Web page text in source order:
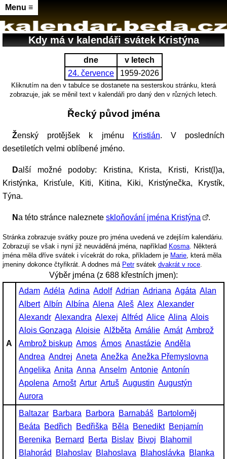
Menu ≡
Kdy má v kalendáři svátek Kristýna
dne
v letech
24. července
1959-2026
Kliknutím na den v tabulce se dostanete na sesterskou stránku, která
zobrazuje, jak se měnil text v kalendáři pro daný den v různých letech.
Řecký původ jména
Ženský protějšek k jménu Kristián. V posledních
desetiletích velmi oblíbené jméno.
Další možné podoby: Kristina, Krista, Kristi, Krist(l)a,
Kristýnka, Krisťule, Kiti, Kitina, Kiki, Kristýnečka, Krystík,
Týna.
Na této stránce nalezneteskloňování jména Kristýna .
Stránka zobrazuje svátky pouze pro jména uvedená ve zdejším kalendáriu.
Zobrazují se však i nyní již neuváděná jména, například Kosma . Některá
jména měla dříve svátek i vícekrát do roka, příkladem je Marie , která měla
jmeniny dokonce čtyřikrát. A dodnes má Petrsvátek dvakrát v roce
Výběr jména (z 688 křestních jmen):
A
Adam Adéla Adina Adolf Adrian Adriana Agáta Alan
Albert Albín Albína Alena Aleš Alex Alexander
Alexandr Alexandra Alexej Alfréd Alice Alina Alois
Alois Gonzaga Aloisie Alžběta Amálie Amát Ambrož
Ambrož biskup Amos Ámos Anastázie Anděla
Andrea Andrej Aneta Anežka Anežka Přemyslovna
Angelika Anita Anna Anselm Antonie Antonín
Apolena Arnošt Artur Artuš Augustin Augustýn
Aurora
Baltazar Barbara Barbora Barnabáš Bartoloměj
Beáta
Bedřich Bedřiška Běla Benedikt Benjamín
Berenika
Bernard Berta Bislav Bivoj
Blahomil
Blahorád
Blahoslav Blahoslava Blahoslávka
Blanka